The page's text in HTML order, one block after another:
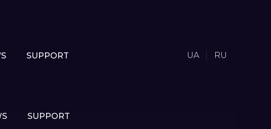
SUPPORT UA RU
SUPPORT